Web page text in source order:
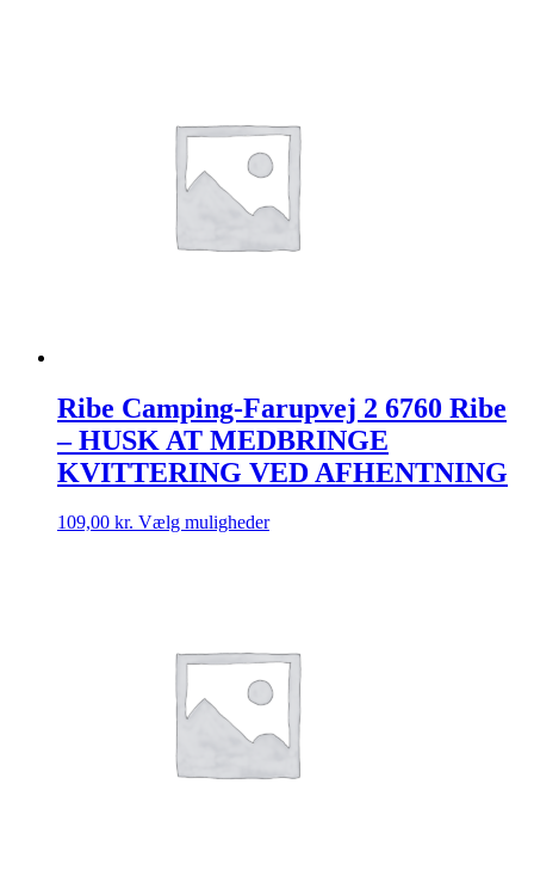
Ribe Camping-Farupvej 2 6760 Ribe
– HUSK AT MEDBRINGE
KVITTERING VED AFHENTNING
109,00 kr. Vælg mulighederDette
kan
vælges
på
varesiden